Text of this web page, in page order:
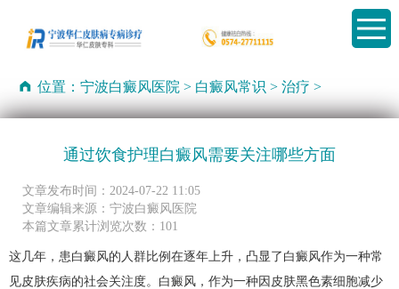
位置：宁波白癜风医院 > 白癜风常识 >治疗 >
通过饮食护理白癜风需要关注哪些方面
文章发布时间：2024-07-22 11:05
文章编辑来源：宁波白癜风医院
本篇文章累计浏览次数：101
这几年，患白癜风的人群比例在逐年上升，凸显了白癜风作为一种常
见皮肤疾病的社会关注度。白癜风，作为一种因皮肤黑色素细胞减少